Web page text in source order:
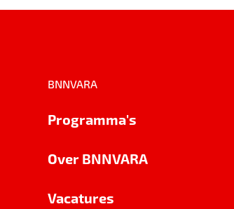
BNNVARA
Programma's
Over BNNVARA
Vacatures